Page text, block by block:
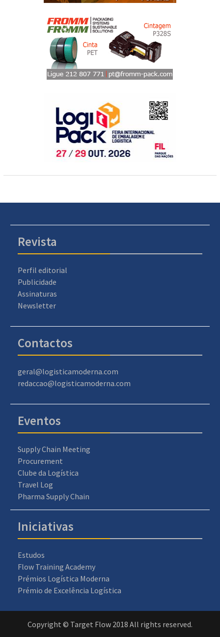
Revista
Perfil editorial
Publicidade
Assinaturas
Newsletter
Contactos
geral@logisticamoderna.com
redaccao@logisticamoderna.com
Eventos
Supply Chain Meeting
Procurement
Clube da Logística
Travel Log
Pharma Supply Chain
Iniciativas
Estudos
Flow Training Academy
Prémios Logística Moderna
Prémio de Excelência Logística
Copyright © Target Flow 2018 All rights reserved.